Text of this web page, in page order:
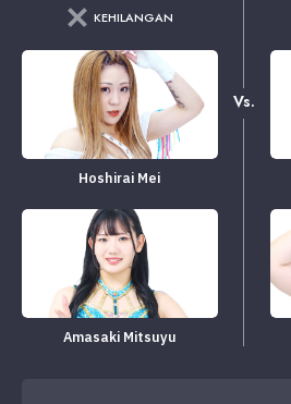
KEHILANGAN
Hoshirai Mei
Amasaki Mitsuyu
Vs.